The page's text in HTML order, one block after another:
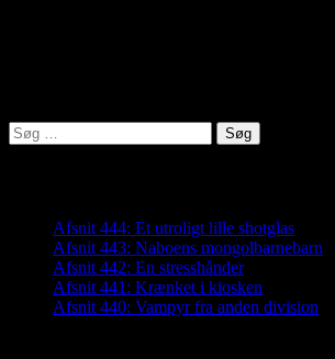
Søg
efter:
Afsnit 444: Et utroligt lille shotglas
Afsnit 443: Naboens mongolbarnebarn
Afsnit 442: En stresshånder
Afsnit 441: Krænket i kiosken
Afsnit 440: Vampyr fra anden division